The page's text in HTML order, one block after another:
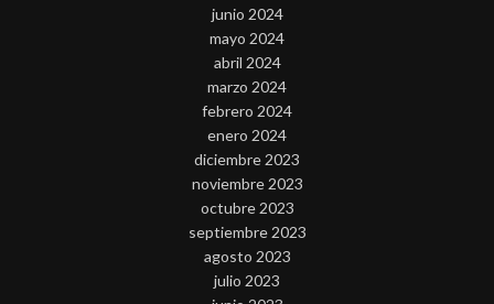
junio 2024
mayo 2024
abril 2024
marzo 2024
febrero 2024
enero 2024
diciembre 2023
noviembre 2023
octubre 2023
septiembre 2023
agosto 2023
julio 2023